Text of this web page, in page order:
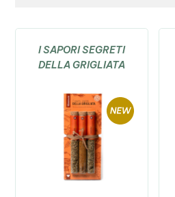
I SAPORI SEGRETI
DELLA GRIGLIATA